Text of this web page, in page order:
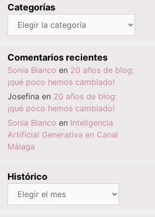
Categorías
Categorías
Comentarios recientes
Sonia Blanco en 20 años de blog:
¡qué poco hemos cambiado!
Josefina en 20 años de blog:
¡qué poco hemos cambiado!
Sonia Blanco en Inteligencia
Artificial Generativa en Canal
Málaga
Histórico
Histórico